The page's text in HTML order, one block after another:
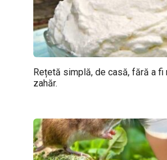
Rețetă simplă, de casă, fără a fi
zahăr.